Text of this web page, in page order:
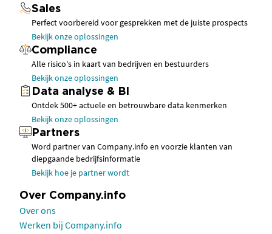
Sales
Perfect voorbereid voor gesprekken met de juiste prospects
Bekijk onze oplossingen
Compliance
Alle risico's in kaart van bedrijven en bestuurders
Bekijk onze oplossingen
Data analyse & BI
Ontdek 500+ actuele en betrouwbare data kenmerken
Bekijk onze oplossingen
Partners
Word partner van Company.info en voorzie klanten van
diepgaande bedrijfsinformatie
Bekijk hoe je partner wordt
Over Company.info
Over ons
Werken bij Company.info